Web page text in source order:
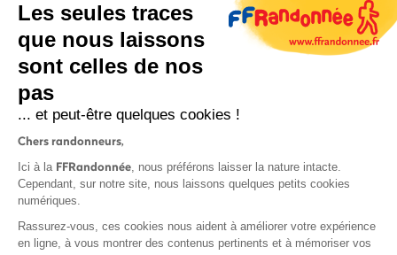
Protection des données
Les seules traces
que nous laissons
sont celles de nos
pas
... et peut-être quelques cookies !
Chers randonneurs,
Ici à la FFRandonnée, nous préférons laisser la nature intacte.
Cependant, sur notre site, nous laissons quelques petits cookies
numériques.
Rassurez-vous, ces cookies nous aident à améliorer votre expérience
en ligne, à vous montrer des contenus pertinents et à mémoriser vos